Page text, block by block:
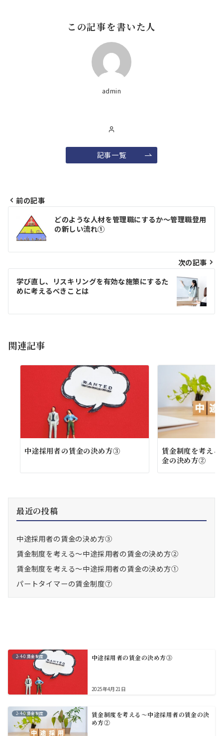
この記事を書いた人
admin
記事一覧
稿
ナ
ビ
ゲ
シ
ン
前の記事
どのような人材を管理職にするか～管理職登用
の新しい流れ①
次の記事
学び直し、リスキリングを有効な施策にするた
めに考えるべきことは
関連記事
中途採用者の賃金の決め方③
賃金制度を考え
金の決め方②
最近の投稿
中途採用者の賃金の決め方③
賃金制度を考える～中途採用者の賃金の決め方②
賃金制度を考える～中途採用者の賃金の決め方①
パートタイマーの賃金制度⑦
2-4-0.賃金制度 中途採用者の賃金の決め方③
2025年4月21日
2-4-0.賃金制度
賃金制度を考える～中途採用者の賃金の決
め方②